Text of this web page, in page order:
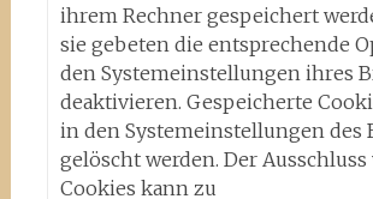
ihrem Rechner gespeichert
sie gebeten die entsprechende
den Systemeinstellungen ihres
deaktivieren. Gespeicherte
in den Systemeinstellungen des
gelöscht werden. Der
Cookies kann zu